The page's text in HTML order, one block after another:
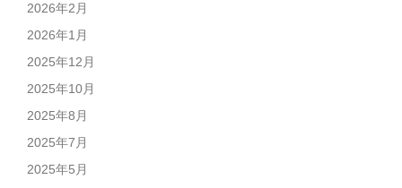
2026年2月
2026年1月
2025年12月
2025年10月
2025年8月
2025年7月
2025年5月